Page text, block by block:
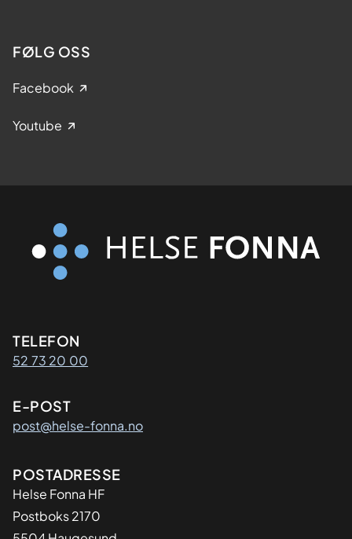
FØLG OSS
Facebook
Youtube
Kontaktinformasjon
TELEFON
52 73 20 00
E-POST
post@helse-fonna.no
Adresse
POSTADRESSE
​Helse Fonna HF
Postboks 2170